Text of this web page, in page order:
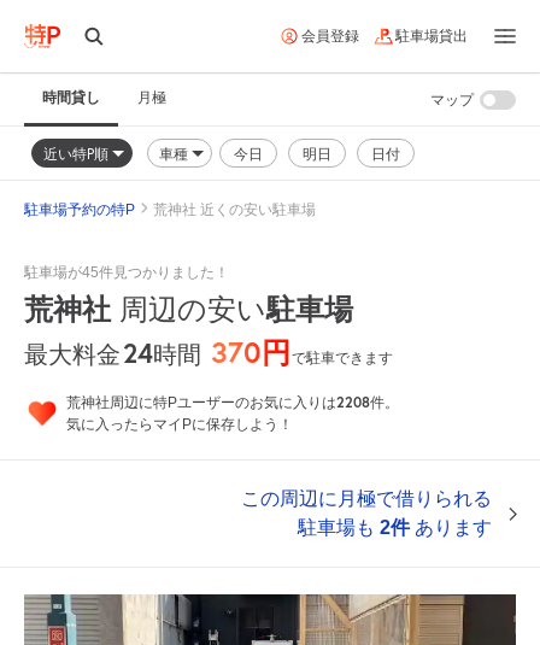
会員登録 駐車場貸出
時間貸し 月極
近い特P順 車種 今日 明日 日付
マップ
駐車場予約の特P 荒神社 近くの安い駐車場
駐車場が45件見つかりました！
荒神社 周辺の安い駐車場
最大料金24時間 370円で駐車できます
荒神社周辺に特Pユーザーのお気に入りは2208件。
気に入ったらマイPに保存しよう！
この周辺に月極で借りられる
駐車場も 2件あります